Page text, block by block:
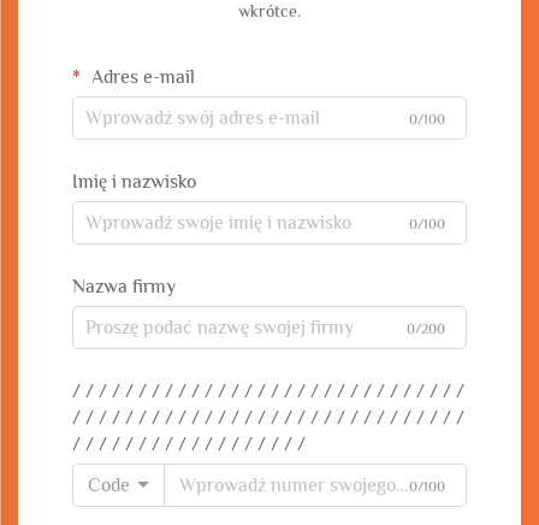
wkrótce.
Adres e-mail
0/100
Imię i nazwisko
0/100
Nazwa firmy
0/200
/ / / / / / / / / / / / / / / / / / / / / / / / / / / / / /
/ / / / / / / / / / / / / / / / / / / / / / / / / / / / / /
/ / / / / / / / / / / / / / / / / /
Code
0/100